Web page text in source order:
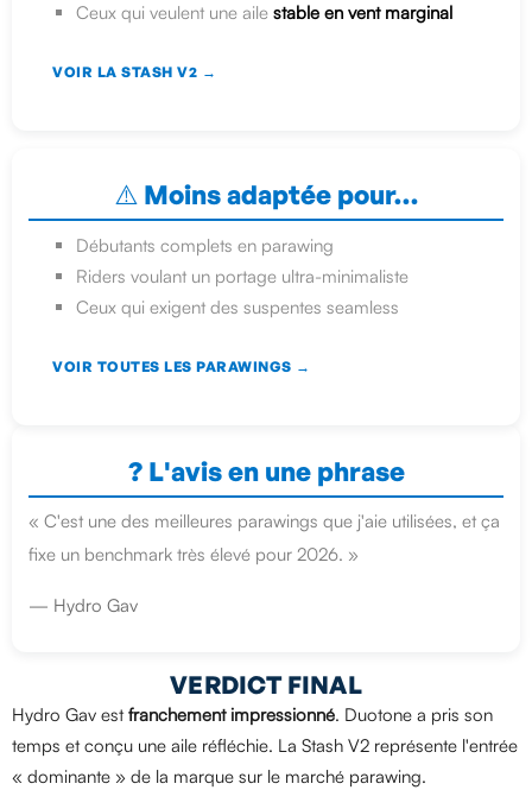
Ceux qui veulent une aile stable en vent marginal
VOIR LA STASH V2 →
⚠️ Moins adaptée pour…
Débutants complets en parawing
Riders voulant un portage ultra-minimaliste
Ceux qui exigent des suspentes seamless
VOIR TOUTES LES PARAWINGS →
? L'avis en une phrase
« C'est une des meilleures parawings que j'aie utilisées, et ça
fixe un benchmark très élevé pour 2026. »
— Hydro Gav
VERDICT FINAL
Hydro Gav estfranchement impressionné. Duotone a pris son
temps et conçu une aile réfléchie. La Stash V2 représente l'entrée
« dominante » de la marque sur le marché parawing.